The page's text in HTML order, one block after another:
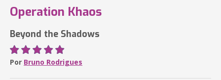
Operation Khaos
Beyond the Shadows
Por Bruno Rodrigues